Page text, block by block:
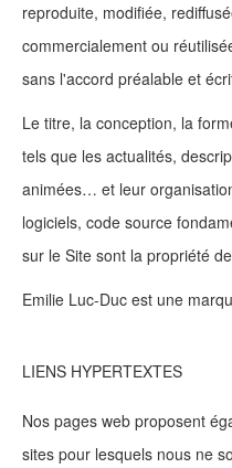
reproduite, modifiée,
commercialement ou
sans l'accord préalable et
Le titre, la conception, la
tels que les actualités,
animées… et leur
logiciels, code source
sur le Site sont la propriété
Emilie Luc-Duc est une
LIENS HYPERTEXTES
Nos pages web proposent
sites pour lesquels nous ne